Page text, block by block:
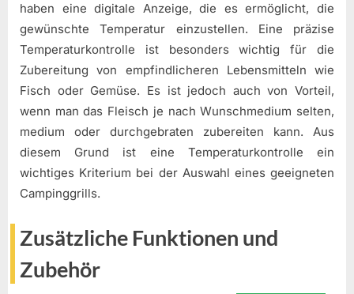
haben eine digitale Anzeige, die es ermöglicht, die
gewünschte Temperatur einzustellen. Eine präzise
Temperaturkontrolle ist besonders wichtig für die
Zubereitung von empfindlicheren Lebensmitteln wie
Fisch oder Gemüse. Es ist jedoch auch von Vorteil,
wenn man das Fleisch je nach Wunschmedium selten,
medium oder durchgebraten zubereiten kann. Aus
diesem Grund ist eine Temperaturkontrolle ein
wichtiges Kriterium bei der Auswahl eines geeigneten
Campinggrills.
Zusätzliche Funktionen und
Zubehör